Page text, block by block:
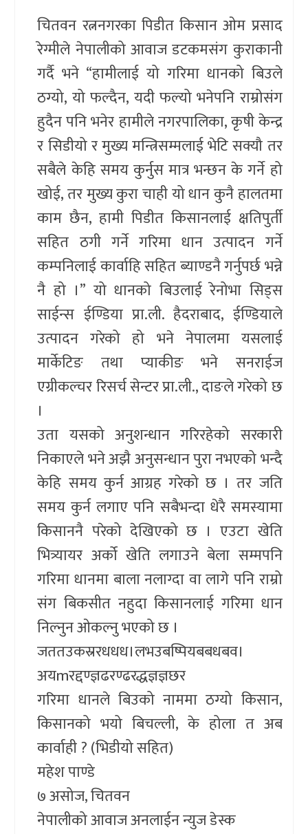
चितवन रत्ननगरका पिडीत किसान ओम प्रसाद
रेग्मीले नेपालीको आवाज डटकमसंग कुराकानी
गर्दै भने “हामीलाई यो गरिमा धानको बिउले
ठग्यो, यो फल्दैन, यदी फल्यो भनेपनि राम्रोसंग
हुदैन पनि भनेर हामीले नगरपालिका, कृषी केन्द्र
र सिडीयो र मुख्य मन्त्रिसम्मलाई भेटि सक्यौ तर
सबैले केहि समय कुर्नुस मात्र भन्छन के गर्ने हो
खोई, तर मुख्य कुरा चाही यो धान कुनै हालतमा
काम छैन, हामी पिडीत किसानलाई क्षतिपुर्ती
सहित ठगी गर्ने गरिमा धान उत्पादन गर्ने
कम्पनिलाई कार्वाहि सहित ब्याण्डनै गर्नुपर्छ भन्ने
नै हो ।” यो धानको बिउलाई रेनोभा सिड्स
साईन्स ईण्डिया प्रा.ली. हैदराबाद, ईण्डियाले
उत्पादन गरेको हो भने नेपालमा यसलाई
मार्केटिङ तथा प्याकीङ भने सनराईज
एग्रीकल्चर रिसर्च सेन्टर प्रा.ली., दाङले गरेको छ
।
उता यसको अनुशन्धान गरिरहेको सरकारी
निकाएले भने अझै अनुसन्धान पुरा नभएको भन्दै
केहि समय कुर्न आग्रह गरेको छ । तर जति
समय कुर्न लगाए पनि सबैभन्दा धेरै समस्यामा
किसाननै परेको देखिएको छ । एउटा खेति
भित्र्यायर अर्को खेति लगाउने बेला सम्मपनि
गरिमा धानमा बाला नलाग्दा वा लागे पनि राम्रो
संग बिकसीत नहुदा किसानलाई गरिमा धान
निल्नुन ओकल्नु भएको छ ।
जततउकस्ररधधध।लभउबष्पियबबधबव।
अयmरद्दण्ज्ञढरण्ढरद्धज्ञज्ञछर
गरिमा धानले बिउको नाममा ठग्यो किसान,
किसानको भयो बिचल्ली, के होला त अब
कार्वाही ? (भिडीयो सहित)
महेश पाण्डे
७ असोज, चितवन
नेपालीको आवाज अनलाईन न्युज डेस्क